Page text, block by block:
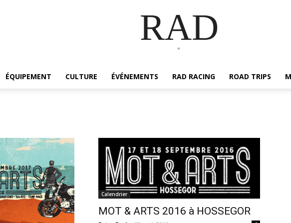
RAD
*
ÉQUIPEMENT CULTURE ÉVÉNEMENTS RAD RACING ROAD TRIPS
Calendrier
MOT & ARTS 2016 à HOSSEGOR